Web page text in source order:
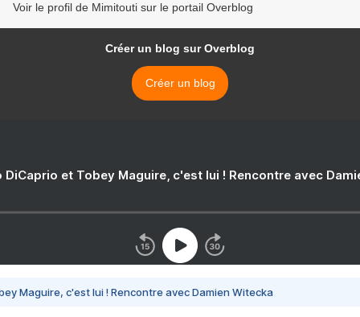
Voir le profil de Mimitouti sur le portail Overblog
Créer un blog sur Overblog
Créer un blog
DiCaprio et Tobey Maguire, c'est lui ! Rencontre avec
Maguire, c'est lui ! Rencontre avec Damien Witecka